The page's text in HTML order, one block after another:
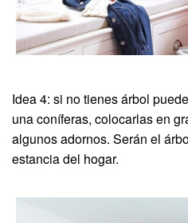
Idea 4: si no tienes árbol
una coníferas, colocarlas en
algunos adornos. Serán el
estancia del hogar.